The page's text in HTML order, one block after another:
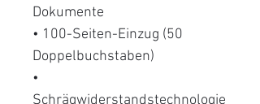
Dokumente
• 100-Seiten-Einzug (50
Doppelbuchstaben)
•
Schrägwiderstandstechnologie